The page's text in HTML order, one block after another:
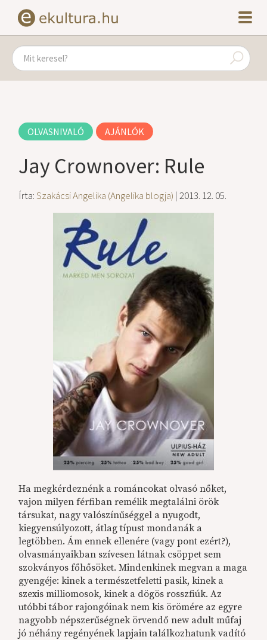
OLVASNIVALÓ AJÁNLÓK
Jay Crownover: Rule
Írta:Szakácsi Angelika (Angelika blogja) | 2013. 12. 05.
Ha megkérdeznénk a románcokat olvasó nőket,
vajon milyen férfiban remélik megtalálni örök
társukat, nagy valószínűséggel a nyugodt,
kiegyensúlyozott, átlag típust mondanák a
legtöbben. Ám ennek ellenére (vagy pont ezért?),
olvasmányaikban szívesen látnak csöppet sem
szokványos főhősöket. Mindenkinek megvan a maga
gyengéje: kinek a természetfeletti pasik, kinek a
szexis milliomosok, kinek a dögös rosszfiúk. Az
utóbbi tábor rajongóinak nem kis örömére az egyre
nagyobb népszerűségnek örvendő new adult műfaj
jó néhány regényének lapjain találkozhatunk vadító